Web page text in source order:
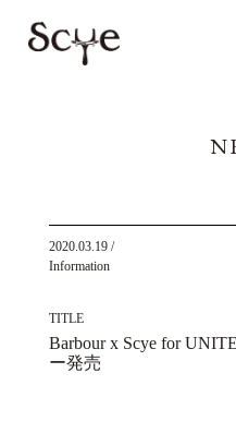
2020.03.19/
Information
TITLE
Barbour x Scye for
ー発売